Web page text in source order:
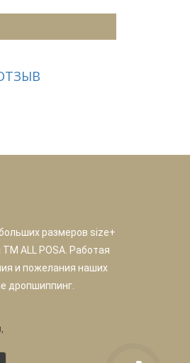
размеров size+
ALL POSA. Работая
и пожелания наших
дропшиппинг.